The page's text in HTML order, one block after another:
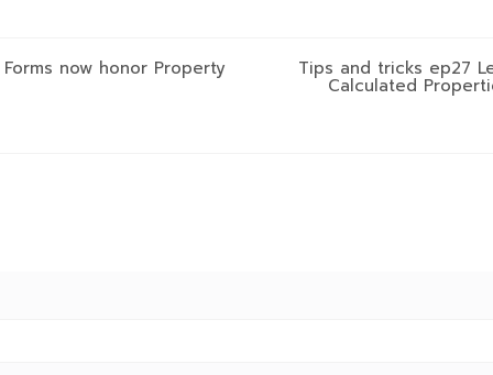
now honor Property Tips and tricks ep27
Calculated